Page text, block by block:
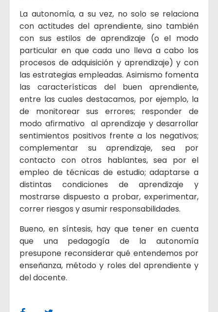
La autonomía, a su vez, no solo se relaciona
con actitudes del aprendiente, sino también
con sus estilos de aprendizaje (o el modo
particular en que cada uno lleva a cabo los
procesos de adquisición y aprendizaje) y con
las estrategias empleadas. Asimismo fomenta
las características del buen aprendiente,
entre las cuales destacamos, por ejemplo, la
de monitorear sus errores; responder de
modo afirmativo al aprendizaje y desarrollar
sentimientos positivos frente a los negativos;
complementar su aprendizaje, sea por
contacto con otros hablantes, sea por el
empleo de técnicas de estudio; adaptarse a
distintas condiciones de aprendizaje y
mostrarse dispuesto a probar, experimentar,
correr riesgos y asumir responsabilidades.
Bueno, en síntesis, hay que tener en cuenta
que una pedagogía de la autonomía
presupone reconsiderar qué entendemos por
enseñanza, método y roles del aprendiente y
del docente.